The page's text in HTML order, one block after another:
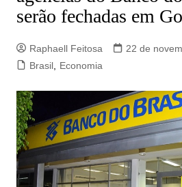
serão fechadas em
Raphaell Feitosa
22 de
Brasil, Economia